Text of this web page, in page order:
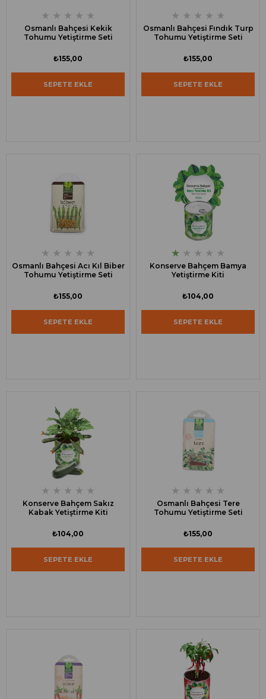
★ ★ ★ ★ ★
Osmanlı Bahçesi Kekik
Tohumu Yetiştirme Seti
₺155,00
SEPETE EKLE
★ ★ ★ ★ ★
Osmanlı Bahçesi Fındık Turp
Tohumu Yetiştirme Seti
₺155,00
SEPETE EKLE
★ ★ ★ ★ ★
Osmanlı Bahçesi Acı Kıl Biber
Tohumu Yetiştirme Seti
₺155,00
SEPETE EKLE
★ ★ ★ ★ ★
Konserve Bahçem Bamya
Yetiştirme Kiti
₺104,00
SEPETE EKLE
★ ★ ★ ★ ★
Konserve Bahçem Sakız
Kabak Yetiştirme Kiti
₺104,00
SEPETE EKLE
★ ★ ★ ★ ★
Osmanlı Bahçesi Tere
Tohumu Yetiştirme Seti
₺155,00
SEPETE EKLE